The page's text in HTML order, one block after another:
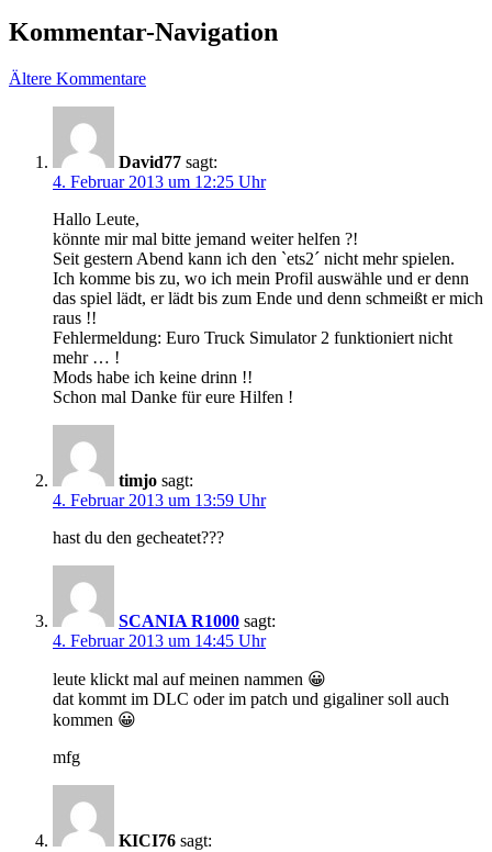
Kommentar-Navigation
Ältere Kommentare
David77 sagt:
4. Februar 2013 um 12:25 Uhr
Hallo Leute,
könnte mir mal bitte jemand weiter helfen ?!
Seit gestern Abend kann ich den `ets2´ nicht mehr spielen.
Ich komme bis zu, wo ich mein Profil auswähle und er denn
das spiel lädt, er lädt bis zum Ende und denn schmeißt er mich
raus !!
Fehlermeldung: Euro Truck Simulator 2 funktioniert nicht
mehr … !
Mods habe ich keine drinn !!
Schon mal Danke für eure Hilfen !
timjo sagt:
4. Februar 2013 um 13:59 Uhr
hast du den gecheatet???
SCANIA R1000 sagt:
4. Februar 2013 um 14:45 Uhr
leute klickt mal auf meinen nammen 😀
dat kommt im DLC oder im patch und gigaliner soll auch
kommen 😀
mfg
KICI76 sagt: